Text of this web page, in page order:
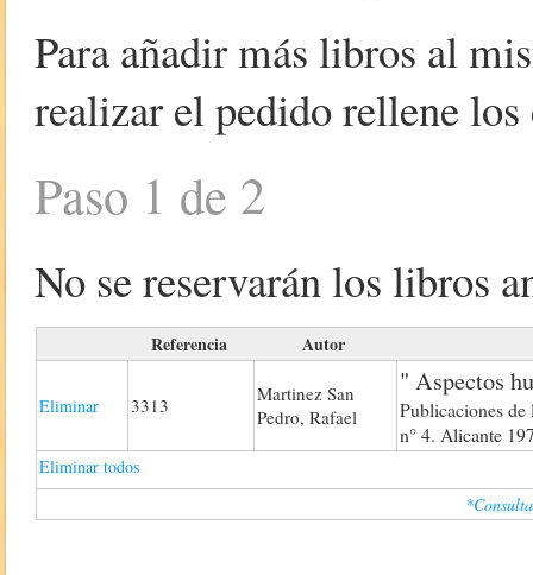
Para añadir más libros al
realizar el pedido rellene
Paso 1 de 2
No se reservarán los libros
Referencia Autor
Eliminar 3313
Martinez San
Pedro, Rafael
" Aspectos
Publicaciones
n° 4. Alicante
Eliminar todos